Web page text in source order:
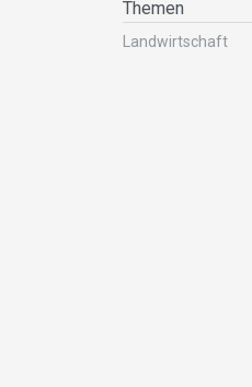
Themen
Landwirt­schaft